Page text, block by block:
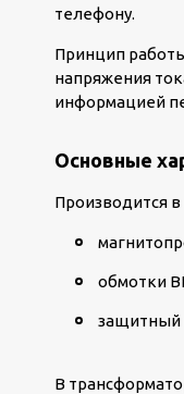
телефону.
Принцип
напряжения
информацией
Основные
Производится
обмотки
защитный
В